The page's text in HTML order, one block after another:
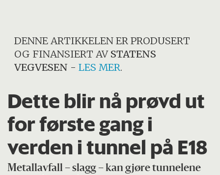
DENNE ARTIKKELEN ER PRODUSERT
OG FINANSIERT AV STATENS
VEGVESEN -LES MER.
Dette blir nå prøvd ut
for første gang i
verden i tunnel på E18
Metallavfall – slagg – kan gjøre tunnelene